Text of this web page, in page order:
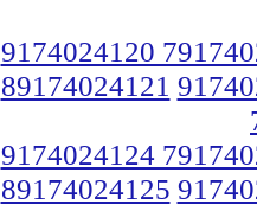
9174024120
89174024121
9174024124
89174024125